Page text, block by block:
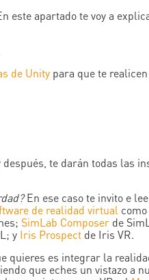
este apartado te voy a
de Unity para que te
te darán todas las
En ese caso te invito e
de realidad virtual como
SimLab Composer de
y Iris Prospect de Iris VR.
quieres es integrar la
que eches un vistazo a